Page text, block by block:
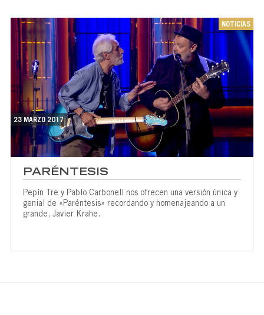
23 MARZO 2017
NOTICIAS
PARÉNTESIS
Pepín Tre y Pablo Carbonell nos ofrecen una versión única y
genial de «Paréntesis» recordando y homenajeando a un
grande, Javier Krahe.